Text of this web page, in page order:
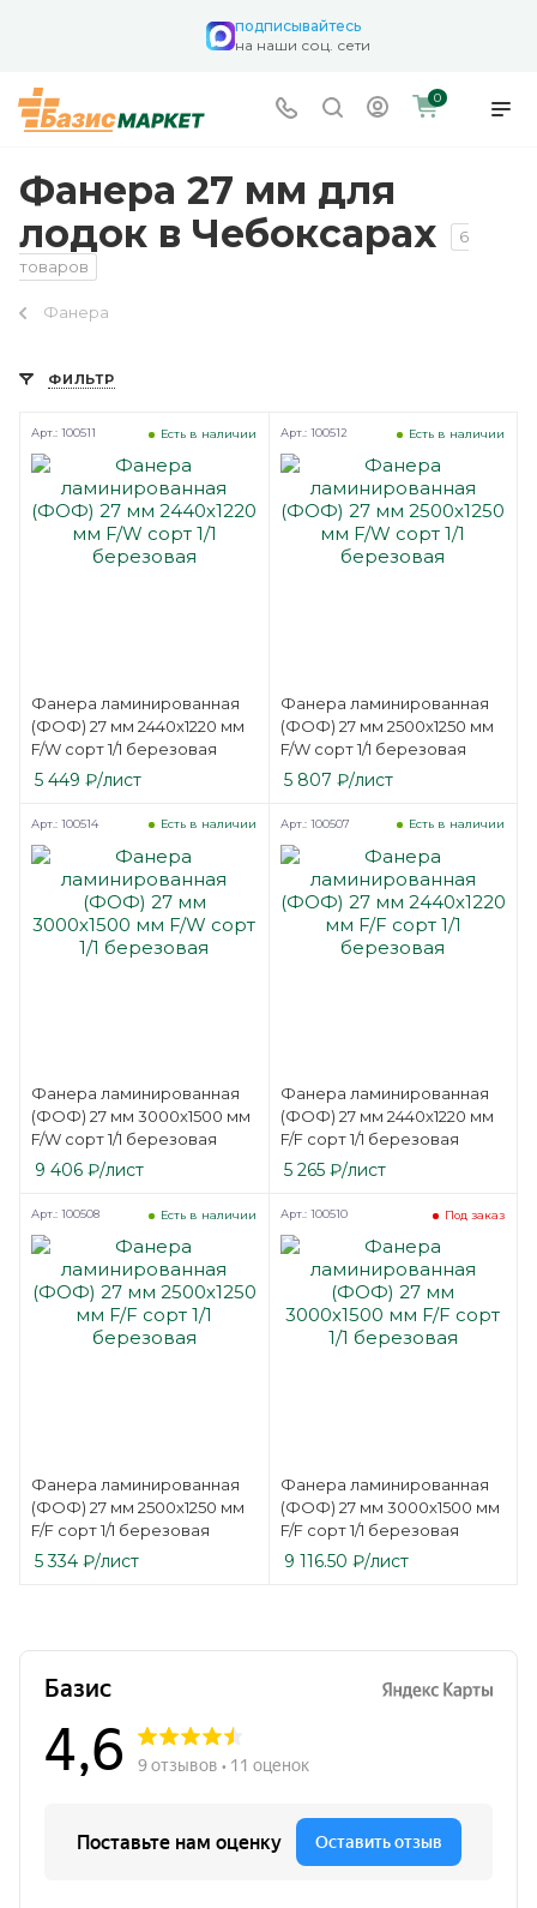
подписывайтесь
на наши соц. сети
0
Фанера 27 мм для
лодок в Чебоксарах
6
товаров
Фанера
ФИЛЬТР
Фанера ламинированная
(ФОФ) 27 мм 2440х1220 мм
F/W сорт 1/1 березовая
Есть в наличии
Арт.: 100511
5 449 ₽/лист
Фанера ламинированная
(ФОФ) 27 мм 2500х1250 мм
F/W сорт 1/1 березовая
Есть в наличии
Арт.: 100512
5 807 ₽/лист
Фанера ламинированная
(ФОФ) 27 мм 3000х1500 мм
F/W сорт 1/1 березовая
Есть в наличии
Арт.: 100514
9 406 ₽/лист
Фанера ламинированная
(ФОФ) 27 мм 2440х1220 мм
F/F сорт 1/1 березовая
Есть в наличии
Арт.: 100507
5 265₽/лист
Фанера ламинированная
(ФОФ) 27 мм 2500х1250 мм
F/F сорт 1/1 березовая
Есть в наличии
Арт.: 100508
5 334 ₽/лист
Фанера ламинированная
(ФОФ) 27 мм 3000х1500 мм
F/F сорт 1/1 березовая
Под заказ
Арт.: 100510
9 116.50 ₽/лист